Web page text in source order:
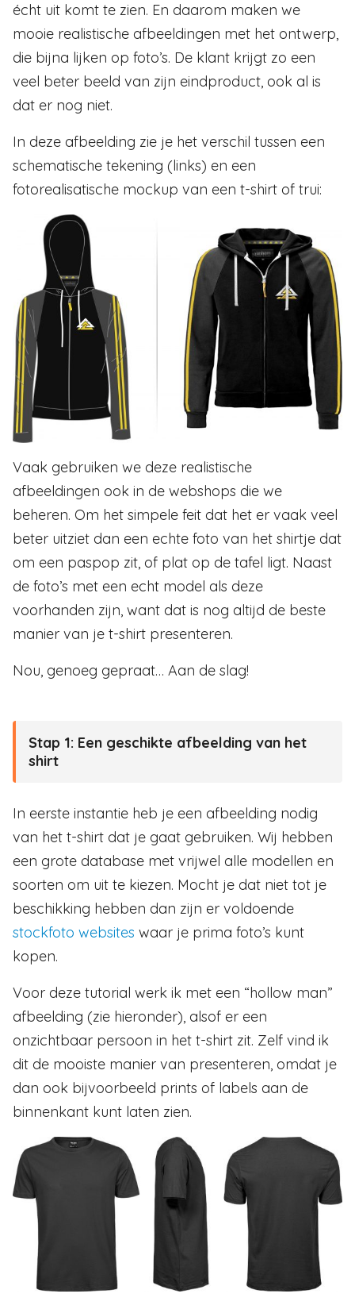
écht uit komt te zien. En daarom maken we
mooie realistische afbeeldingen met het ontwerp,
die bijna lijken op foto’s. De klant krijgt zo een
veel beter beeld van zijn eindproduct, ook al is
dat er nog niet.
In deze afbeelding zie je het verschil tussen een
schematische tekening (links) en een
fotorealisatische mockup van een t-shirt of trui:
Vaak gebruiken we deze realistische
afbeeldingen ook in de webshops die we
beheren. Om het simpele feit dat het er vaak veel
beter uitziet dan een echte foto van het shirtje dat
om een paspop zit, of plat op de tafel ligt. Naast
de foto’s met een echt model als deze
voorhanden zijn, want dat is nog altijd de beste
manier van je t-shirt presenteren.
Nou, genoeg gepraat… Aan de slag!
Stap 1: Een geschikte afbeelding van het
shirt
In eerste instantie heb je een afbeelding nodig
van het t-shirt dat je gaat gebruiken. Wij hebben
een grote database met vrijwel alle modellen en
soorten om uit te kiezen. Mocht je dat niet tot je
beschikking hebben dan zijn er voldoende
stockfoto websites waar je prima foto’s kunt
kopen.
Voor deze tutorial werk ik met een “hollow man”
afbeelding (zie hieronder), alsof er een
onzichtbaar persoon in het t-shirt zit. Zelf vind ik
dit de mooiste manier van presenteren, omdat je
dan ook bijvoorbeeld prints of labels aan de
binnenkant kunt laten zien.